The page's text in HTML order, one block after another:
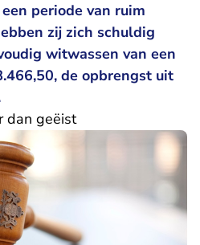
periode van ruim
zij zich schuldig
witwassen van een
de opbrengst uit
dan geëist